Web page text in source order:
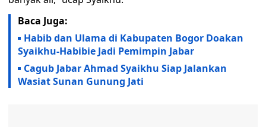
Baca Juga:
Habib dan Ulama di Kabupaten Bogor Doakan
Syaikhu-Habibie Jadi Pemimpin Jabar
Cagub Jabar Ahmad Syaikhu Siap Jalankan
Wasiat Sunan Gunung Jati